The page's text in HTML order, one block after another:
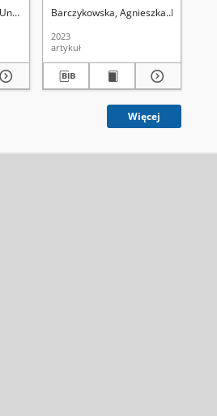
Uniwersytet Marii Curie-Skłodowskiej (Lublin)
Barczykowska, Agnieszka
2023
artykuł
Więcej